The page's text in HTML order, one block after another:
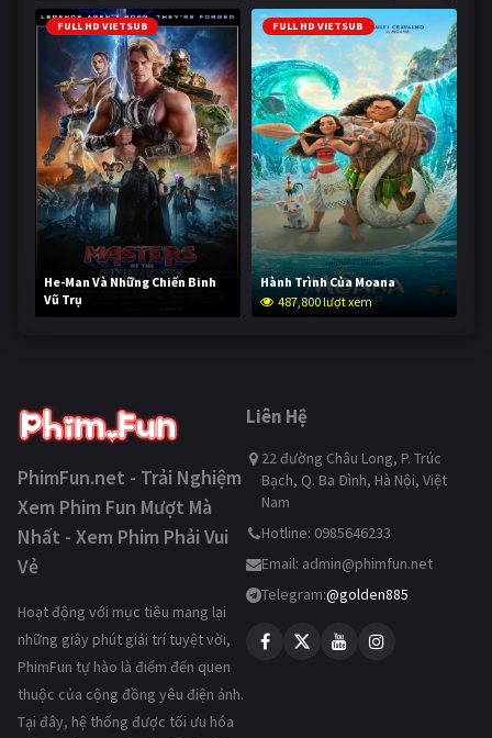
FULL HD VIETSUB
He-Man Và Những Chiến Binh
Vũ Trụ
236,306 lượt xem
FULL HD VIETSUB
Hành Trình Của Moana
487,800 lượt xem
PhimFun.net - Trải Nghiệm
Xem Phim Fun Mượt Mà
Nhất - Xem Phim Phải Vui
Vẻ
Hoạt động với mục tiêu mang lại
những giây phút giải trí tuyệt vời,
PhimFun tự hào là điểm đến quen
thuộc của cộng đồng yêu điện ảnh.
Tại đây, hệ thống được tối ưu hóa
Liên Hệ
22 đường Châu Long, P. Trúc
Bạch, Q. Ba Đình, Hà Nội, Việt
Nam
Hotline: 0985646233
Email: admin@phimfun.net
Telegram:@golden885